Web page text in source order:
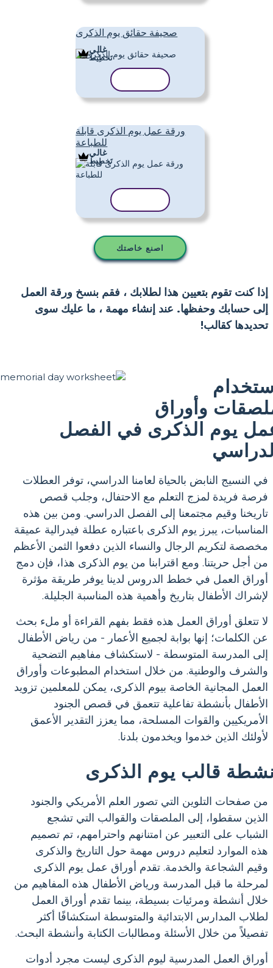
صحيفة حقائق يوم الذكرى
غالي
تَخطِيط
ورقة عمل يوم الذكرى قابلة
للطباعة
غالي
تَخطِيط
اصنع خاصتك
إذا كنت تقوم بتعيين هذا لطلابك ، فقم بنسخ ورقة العمل
إلى حسابك وحفظها. عند إنشاء مهمة ، ما عليك سوى
تحديدها كقالب!
وأوراق
يوم الذكرى في الفصل
في النسيج النابض بالحياة لعامنا الدراسي، توفر العطلات
فرصة فريدة لمزج التعلم مع الاحتفال، وجلب قصص
تاريخنا وقيم مجتمعنا إلى الفصل الدراسي. ومن بين هذه
المناسبات، يبرز يوم الذكرى باعتباره عطلة فيدرالية عميقة
مخصصة لتكريم الرجال والنساء الذين دفعوا الثمن الأعظم
من أجل حريتنا. ومع اقترابنا من يوم الذكرى هذا، فإن دمج
أوراق العمل في خطط الدروس لدينا يوفر طريقة مؤثرة
لإشراك الأطفال بتاريخ وأهمية هذه المناسبة الجليلة.
لا تتعلق أوراق العمل هذه فقط بفهم القراءة أو ملء بحث
عن الكلمات؛ إنها بوابة لجميع الأعمار - من رياض الأطفال
إلى المدرسة المتوسطة - لاستكشاف مفاهيم التضحية
والشرف والوطنية. من خلال استخدام المطبوعات وأوراق
العمل المجانية الخاصة بيوم الذكرى، يمكن للمعلمين تزويد
الأطفال بأنشطة تفاعلية تتعمق في قصص الجنود
الأمريكيين والقوات المسلحة، مما يعزز التقدير الأعمق
لأولئك الذين خدموا ويخدمون بلدنا.
قالب يوم الذكرى
من صفحات التلوين التي تصور العلم الأمريكي والجنود
الذين سقطوا، إلى الملصقات والقوالب التي تشجع
الشباب على التعبير عن امتنانهم واحترامهم، تم تصميم
هذه الموارد لتعليم دروس مهمة حول التاريخ والذكرى
وقيم الشجاعة والخدمة. تقدم أوراق عمل يوم الذكرى
لمرحلة ما قبل المدرسة ورياض الأطفال هذه المفاهيم من
خلال أنشطة ومرئيات بسيطة، بينما تقدم أوراق العمل
لطلاب المدارس الابتدائية والمتوسطة استكشافًا أكثر
تفصيلاً من خلال الأسئلة ومطالبات الكتابة وأنشطة البحث.
أوراق العمل المدرسية ليوم الذكرى ليست مجرد أدوات